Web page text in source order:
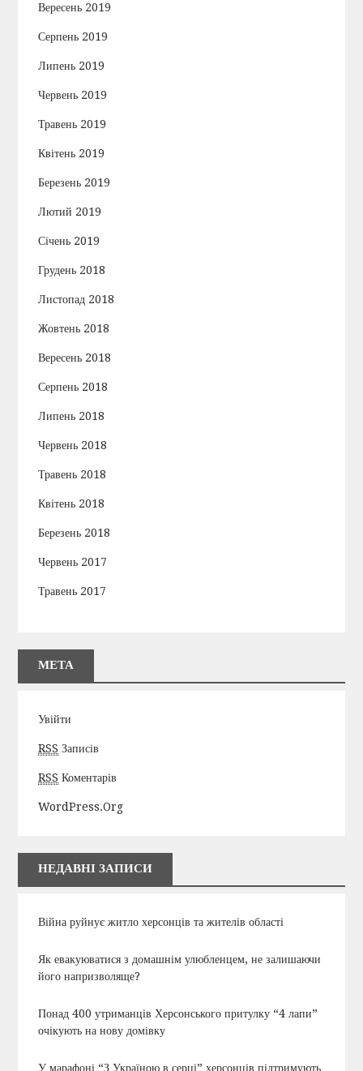
Вересень 2019
Серпень 2019
Липень 2019
Червень 2019
Травень 2019
Квітень 2019
Березень 2019
Лютий 2019
Січень 2019
Грудень 2018
Листопад 2018
Жовтень 2018
Вересень 2018
Серпень 2018
Липень 2018
Червень 2018
Травень 2018
Квітень 2018
Березень 2018
Червень 2017
Травень 2017
МЕТА
Увійти
RSS Записів
RSS Коментарів
WordPress.org
НЕДАВНІ ЗАПИСИ
Війна руйнує житло херсонців та жителів області
Як евакуюватися з домашнім улюбленцем, не залишаючи
його напризволяще?
Понад 400 утриманців Херсонського притулку “4 лапи”
очікують на нову домівку
У марафоні “З Україною в серці” херсонців підтримують